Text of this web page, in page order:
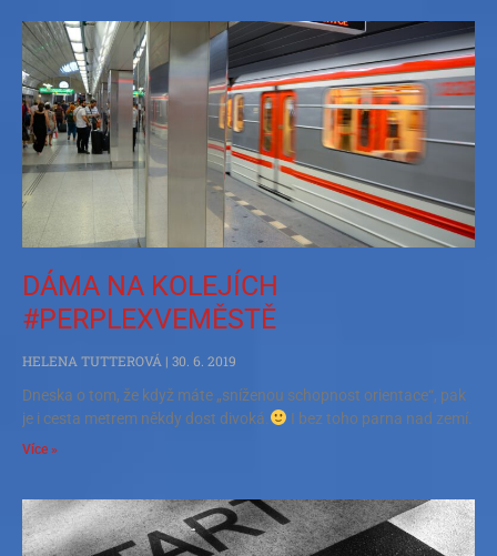
DÁMA NA KOLEJÍCH
#PERPLEXVEMĚSTĚ
HELENA TUTTEROVÁ
30. 6. 2019
Dneska o tom, že když máte „sníženou schopnost orientace“, pak
je i cesta metrem někdy dost divoká.
I bez toho parna nad zemí.
Více »